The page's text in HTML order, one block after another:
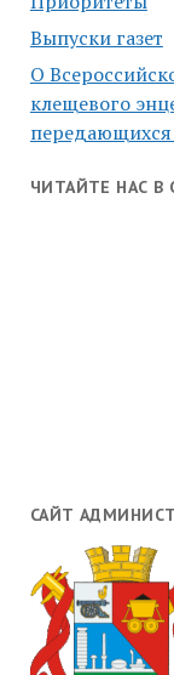
Выпуски газет
О
клещевого
ЧИТАЙТЕ НАС В
САЙТ